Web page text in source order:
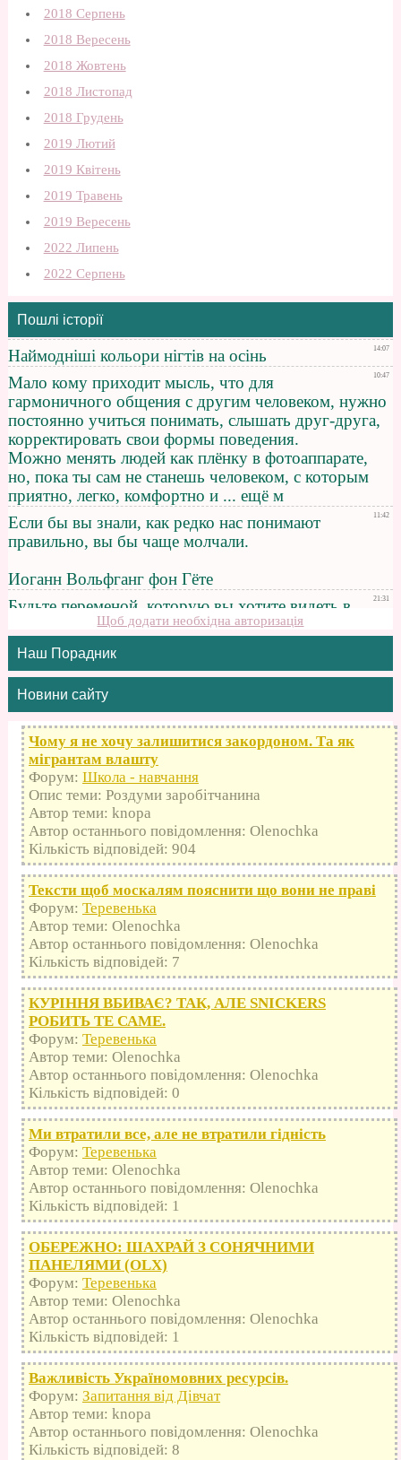
2018 Серпень
2018 Вересень
2018 Жовтень
2018 Листопад
2018 Грудень
2019 Лютий
2019 Квітень
2019 Травень
2019 Вересень
2022 Липень
2022 Серпень
Пошлі історії
Щоб додати необхідна авторизація
Наш Порадник
Новини сайту
Чому я не хочу залишитися закордоном. Та як
мігрантам влашту
Форум: Школа - навчання
Опис теми: Роздуми заробітчанина
Автор теми: knopa
Автор останнього повідомлення: Olenochka
Кількість відповідей: 904
Тексти щоб москалям пояснити що вони не праві
Форум: Теревенька
Автор теми: Olenochka
Автор останнього повідомлення: Olenochka
Кількість відповідей: 7
КУРІННЯ ВБИВАЄ? ТАК, АЛЕ SNICKERS
РОБИТЬ ТЕ САМЕ.
Форум: Теревенька
Автор теми: Olenochka
Автор останнього повідомлення: Olenochka
Кількість відповідей: 0
Ми втратили все, але не втратили гідність
Форум: Теревенька
Автор теми: Olenochka
Автор останнього повідомлення: Olenochka
Кількість відповідей: 1
ОБЕРЕЖНО: ШАХРАЙ З СОНЯЧНИМИ
ПАНЕЛЯМИ (OLX)
Форум: Теревенька
Автор теми: Olenochka
Автор останнього повідомлення: Olenochka
Кількість відповідей: 1
Важливість Україномовних ресурсів.
Форум: Запитання від Дівчат
Автор теми: knopa
Автор останнього повідомлення: Olenochka
Кількість відповідей: 8